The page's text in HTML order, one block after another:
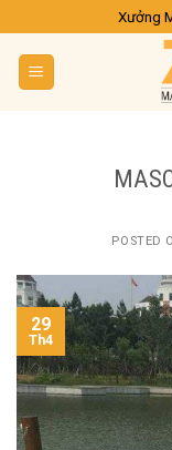
content
Xưởng
POSTED
29
Th4